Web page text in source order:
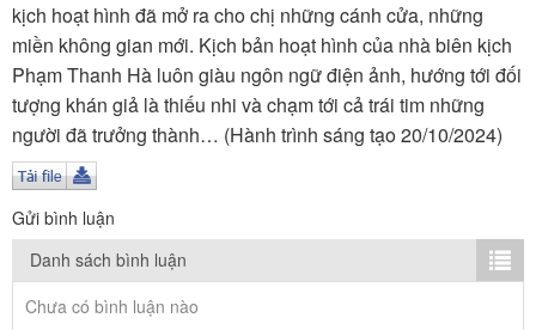
TÌM KIẾM
Vận hành bởi QI Corp
kịch hoạt hình đã mở ra cho chị những cánh cửa, những
miền không gian mới. Kịch bản hoạt hình của nhà biên kịch
Phạm Thanh Hà luôn giàu ngôn ngữ điện ảnh, hướng tới đối
tượng khán giả là thiếu nhi và chạm tới cả trái tim những
người đã trưởng thành… (Hành trình sáng tạo 20/10/2024)
Gửi bình luận
Danh sách bình luận
Chưa có bình luận nào